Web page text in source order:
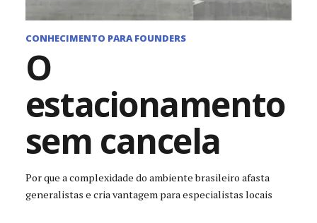
CONHECIMENTO PARA FOUNDERS
O
estacionamento
sem cancela
Por que a complexidade do ambiente brasileiro afasta
generalistas e cria vantagem para especialistas locais